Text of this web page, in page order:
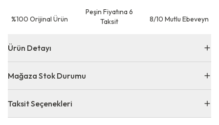
⁠%100 Orijinal Ürün
Peşin Fiyatına 6
Taksit
8/10 Mutlu Ebeveyn
Ürün Detayı
Mağaza Stok Durumu
Taksit Seçenekleri